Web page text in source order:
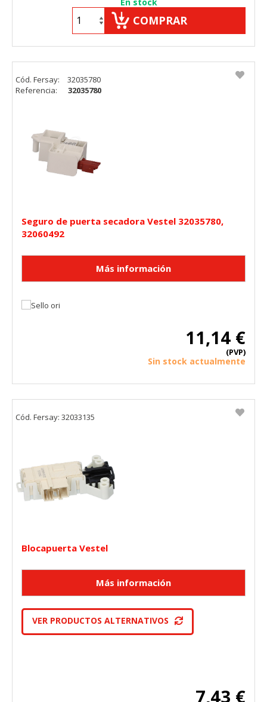
COMPRAR
Seguro de puerta secadora Vestel 32035780,
32060492
11,14 €
(PVP)
Sin stock actualmente
Cód. Fersay:
32035780
Referencia:
32035780
Blocapuerta Vestel
VER PRODUCTOS ALTERNATIVOS
7,43 €
Cód. Fersay: 32033135
"Configuración de cookies" al pie de la página. También puedes
consultar nuestra política de cookies